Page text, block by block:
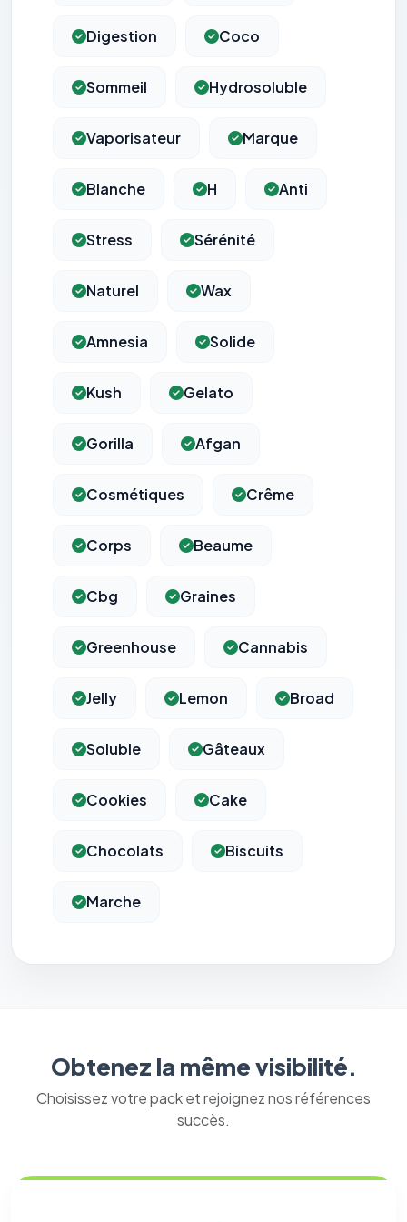
Digestion Coco
Sommeil Hydrosoluble
Vaporisateur Marque
Blanche H Anti
Stress Sérénité
Naturel Wax
Amnesia Solide
Kush Gelato
Gorilla Afgan
Cosmétiques Crême
Corps Beaume
Cbg Graines
Greenhouse Cannabis
Jelly Lemon Broad
Soluble Gâteaux
Cookies Cake
Chocolats Biscuits
Marche
Obtenez la même visibilité.
Choisissez votre pack et rejoignez nos références
succès.